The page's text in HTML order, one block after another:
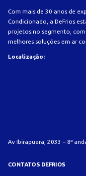
Com mais de 30 anos de
Condicionado, a DeFrios
projetos no segmento,
melhores soluções em ar
Localização:
Av Ibirapuera, 2033 – 8º
CONTATOS DEFRIOS